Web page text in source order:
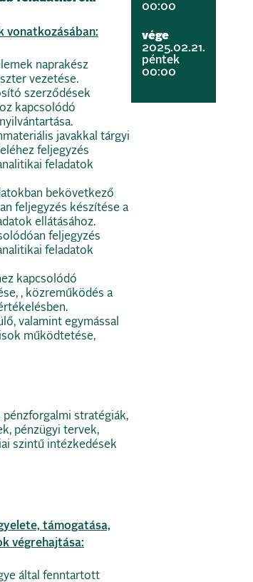
vonatkozásában:
naprakész
vezetése.
szerződések
kapcsolódó
javakkal tárgyi
feljegyzés
feladatok
bekövetkező
feljegyzés készítése a
ellátásához.
feljegyzés
feladatok
kapcsolódó
, közreműködés a
valamint egymással
működtetése,
stratégiák,
pénzügyi tervek,
szintű intézkedések
támogatása,
végrehajtása:
által fenntartott
00:00
vége
2025.02.21.
péntek
00:00